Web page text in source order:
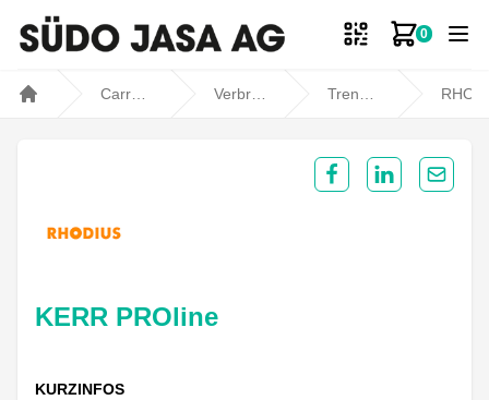
0
Zum
KERR PROline
KURZINFOS
Share on Facebook
Share onShare